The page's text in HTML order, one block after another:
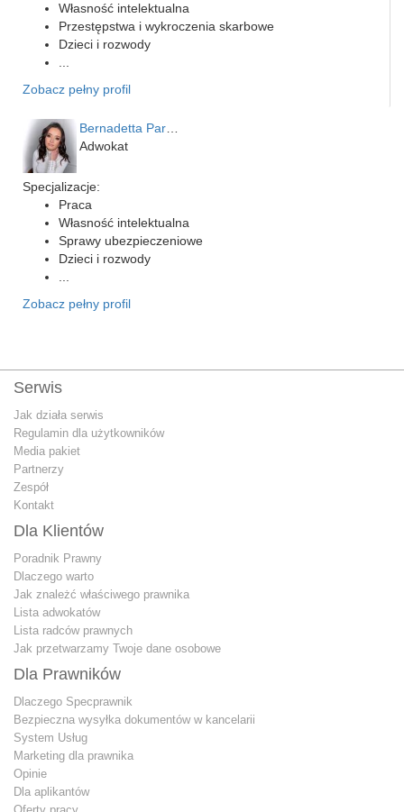
Własność intelektualna
Przestępstwa i wykroczenia skarbowe
Dzieci i rozwody
...
Zobacz pełny profil
Bernadetta Parusińska- U…
Adwokat
Specjalizacje:
Praca
Własność intelektualna
Sprawy ubezpieczeniowe
Dzieci i rozwody
...
Zobacz pełny profil
Serwis
Jak działa serwis
Regulamin dla użytkowników
Media pakiet
Partnerzy
Zespół
Kontakt
Dla Klientów
Poradnik Prawny
Dlaczego warto
Jak znależć właściwego prawnika
Lista adwokatów
Lista radców prawnych
Jak przetwarzamy Twoje dane osobowe
Dla Prawników
Dlaczego Specprawnik
Bezpieczna wysyłka dokumentów w kancelarii
System Usług
Marketing dla prawnika
Opinie
Dla aplikantów